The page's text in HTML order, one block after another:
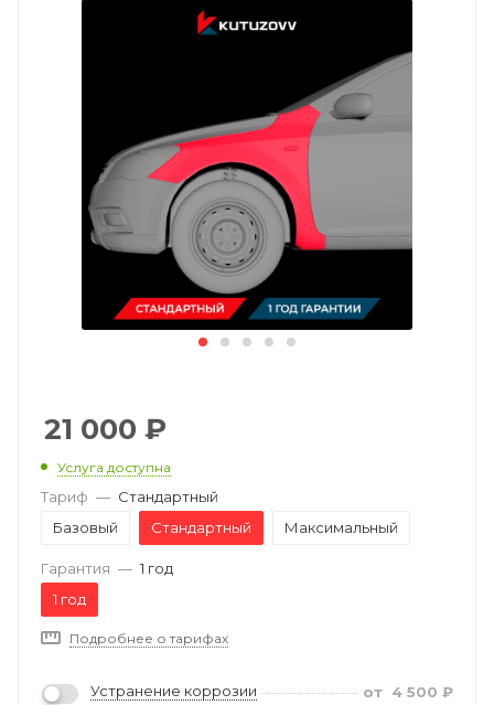
21 000 ₽
Услуга доступна
Тариф — Стандартный
Базовый
Стандартный Максимальный
Гарантия — 1 год
1 год
Подробнее о тарифах
Устранение коррозии от 4 500 ₽